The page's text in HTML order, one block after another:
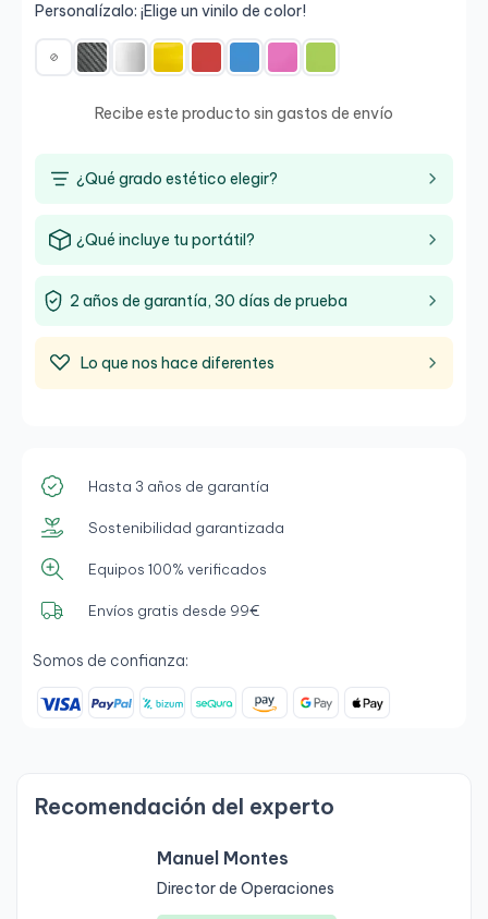
Personalízalo: ¡Elige un vinilo de color!
Recibe este producto sin gastos de envío
¿Qué grado estético elegir?
¿Qué incluye tu portátil?
2 años de garantía, 30 días de prueba
Lo que nos hace diferentes
Hasta 3 años de garantía
Sostenibilidad garantizada
Equipos 100% verificados
Envíos gratis desde 99€
Somos de confianza:
Recomendación del experto
Manuel Montes
Director de Operaciones